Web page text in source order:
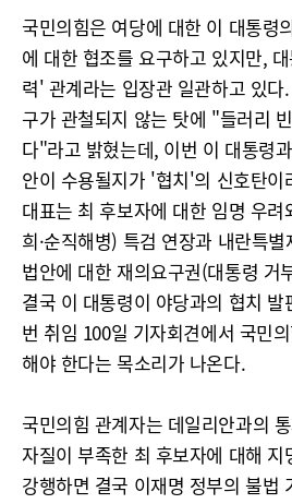
국민의힘은 여당에 대한 이 대통령
에 대한 협조를 요구하고 있지만,
력' 관계라는 입장관 일관하고 있
구가 관철되지 않는 탓에 "들러리
다"라고 밝혔는데, 이번 이 대통령
안이 수용될지가 '협치'의 신호탄이
대표는 최 후보자에 대한 임명 우려
희·순직해병) 특검 연장과 내란특
법안에 대한 재의요구권(대통령 거
결국 이 대통령이 야당과의 협치 발
번 취임 100일 기자회견에서 국민
해야 한다는 목소리가 나온다.
국민의힘 관계자는 데일리안과의
자질이 부족한 최 후보자에 대해
강행하면 결국 이재명 정부의 불법